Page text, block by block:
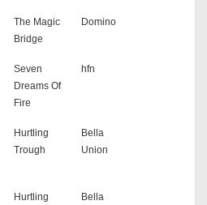
The Magic
Bridge
Domino
Seven
Dreams Of
Fire
hfn
Hurtling
Trough
Bella
Union
Hurtling
Bella